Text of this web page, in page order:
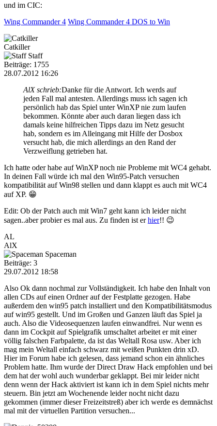
und im CIC:
Wing Commander 4 Wing Commander 4 DOS to Win
Catkiller
Staff
Beiträge: 1755
28.07.2012 16:26
AlX schrieb:Danke für die Antwort. Ich werds auf
jeden Fall mal antesten. Allerdings muss ich sagen ich
persönlich hab das Spiel unter WinXP nie zum laufen
bekommen. Könnte aber auch daran liegen dass ich
damals keine hilfreichen Tipps dazu im Netz gesucht
hab, sondern es im Alleingang mit Hilfe der Dosbox
versucht hab, die mich allerdings an den Rand der
Verzweiflung getrieben hat.
Ich hatte oder habe auf WinXP noch nie Probleme mit WC4 gehabt.
In deinen Fall würde ich mal den Win95-Patch versuchen
kompatibilität auf Win98 stellen und dann klappt es auch mit WC4
auf XP. 😁
Edit: Ob der Patch auch mit Win7 geht kann ich leider nicht
sagen..aber probier es mal aus. Zu finden ist erhier!! 😉
AL
AlX
Spaceman
Beiträge: 3
29.07.2012 18:58
Also Ok dann nochmal zur Vollständigkeit. Ich habe den Inhalt von
allen CDs auf einen Ordner auf der Festplatte gezogen. Habe
außerdem den win95 patch installiert und den Kompatibilitätsmodus
auf win95 gestellt. Und im Großen und Ganzen läuft das Spiel ja
auch. Also die Videosequenzen laufen einwandfrei. Nur wenn es
dann im Cockpit auf Spielgrafik umschaltet arbeitet er mit einer
völlig falschen Farbpalette, da ist das Weltall Rosa usw. Aber ich
mag mein Weltall einfach schwarz mit weißen Punkten drin xD.
Hier im Forum habe ich gelesen, dass jemand schon ein ähnliches
Problem hatte. Ihm wurde der Direct Draw Hack empfohlen und bei
dem hat der wohl auch wunderbar geklappt. Bei mir leider nicht
denn wenn der Hack aktiviert ist kann ich in dem Spiel nichts mehr
steuern. Bin jetzt am Wochenende leider nocht nicht dazu
gekommen (immer dieser Freizeitstreß) aber ich werde es demnächst
mal mit der virtuellen Partition versuchen...